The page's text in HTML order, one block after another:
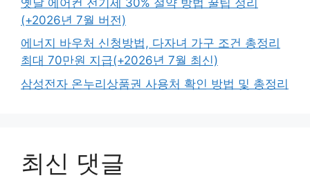
(+2026년 7월 버전)
에너지 바우처 신청방법, 다자녀 가구 조건 총정리
최대 70만원 지급(+2026년 7월 최신)
삼성전자 온누리상품권 사용처 확인 방법 및 총정리
최신 댓글